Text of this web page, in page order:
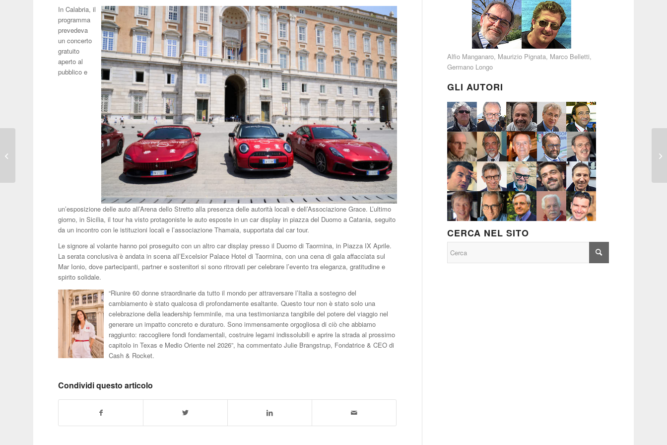
In Calabria, il
programma
prevedeva
un concerto
gratuito
aperto al
pubblico e
un’esposizione delle auto all’Arena dello Stretto alla presenza delle autorità locali e dell’Associazione Grace. L’ultimo
giorno, in Sicilia, il tour ha visto protagoniste le auto esposte in un car display in piazza del Duomo a Catania, seguito
da un incontro con le istituzioni locali e l’associazione Thamaia, supportata dal car tour.
Le signore al volante hanno poi proseguito con un altro car display presso il Duomo di Taormina, in Piazza IX Aprile.
La serata conclusiva è andata in scena all’Excelsior Palace Hotel di Taormina, con una cena di gala affacciata sul
Mar Ionio, dove partecipanti, partner e sostenitori si sono ritrovati per celebrare l’evento tra eleganza, gratitudine e
spirito solidale.
“Riunire 60 donne straordinarie da tutto il mondo per attraversare l’Italia a sostegno del
cambiamento è stato qualcosa di profondamente esaltante. Questo tour non è stato solo una
celebrazione della leadership femminile, ma una testimonianza tangibile del potere del viaggio nel
generare un impatto concreto e duraturo. Sono immensamente orgogliosa di ciò che abbiamo
raggiunto: raccogliere fondi fondamentali, costruire legami indissolubili e aprire la strada al prossimo
capitolo in Texas e Medio Oriente nel 2026”, ha commentato Julie Brangstrup, Fondatrice & CEO di
Cash & Rocket.
Condividi questo articolo
Alfio Manganaro, Maurizio Pignata, Marco Belletti,
Germano Longo
GLI AUTORI
CERCA NEL SITO